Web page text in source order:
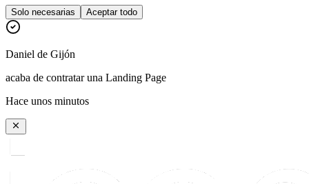
Solo necesarias Aceptar todo
Daniel de Gijón
acaba de contratar una Landing Page
Hace unos minutos